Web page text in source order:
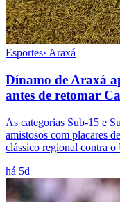
Esportes· Araxá
Dínamo de Araxá
antes de retomar
As categorias Sub-15 e
amistosos com placares
clássico regional contra
há 5d